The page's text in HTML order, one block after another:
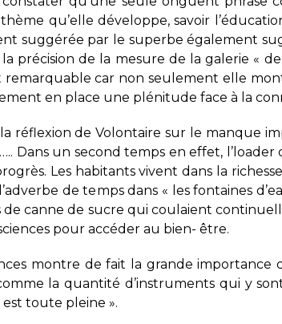
qu’elle développe, savoir
suggérée par le superbe également
précision de la mesure de la galerie «
car non seulement elle
en place une plénitude face à la
réflexion de Volontaire sur le manque
Dans un second temps en effet,
Les habitants vivent dans la
de temps dans « les fontaines
canne de sucre qui coulaient
pour accéder au bien- être.
montre de fait la grande importance
la quantité d’instruments qui y
toute pleine ».